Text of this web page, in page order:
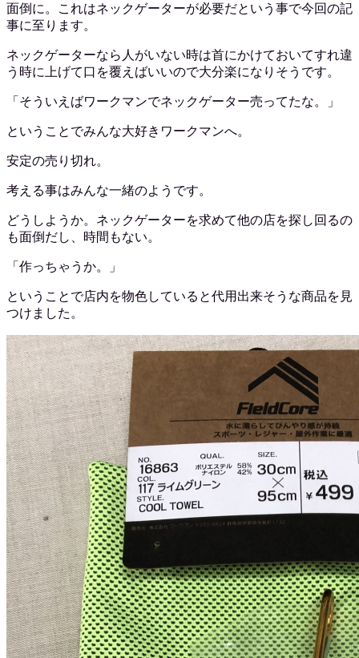
面倒に。これはネックゲーターが必要だという事で今回の記
事に至ります。
ネックゲーターなら人がいない時は首にかけておいてすれ違
う時に上げて口を覆えばいいので大分楽になりそうです。
「そういえばワークマンでネックゲーター売ってたな。」
ということでみんな大好きワークマンへ。
安定の売り切れ。
考える事はみんな一緒のようです。
どうしようか。ネックゲーターを求めて他の店を探し回るの
も面倒だし、時間もない。
「作っちゃうか。」
ということで店内を物色していると代用出来そうな商品を見
つけました。